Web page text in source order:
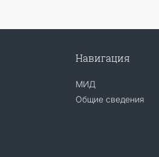
Навигация
МИД
Общие сведения